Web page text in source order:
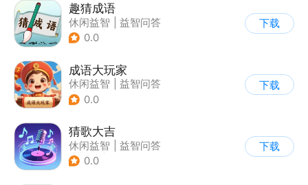
趣猜成语
休闲益智
益智问答
| 成语
0.0
下载
成语大玩家
休闲益智
益智问答
| 成语
0.0
下载
猜歌大吉
休闲益智
益智问答
| 音乐
0.0
下载